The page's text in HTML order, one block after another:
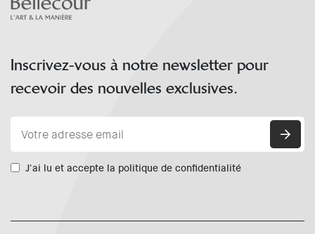
Inscrivez-vous à notre newsletter pour
recevoir des nouvelles exclusives.
J'ai lu et accepte la politique de confidentialité